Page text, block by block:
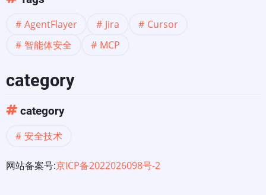
AgentFlayer Jira
Cursor
智能体安全
MCP
category
category
安全技术
网站备案号:京ICP备2022026098号-2